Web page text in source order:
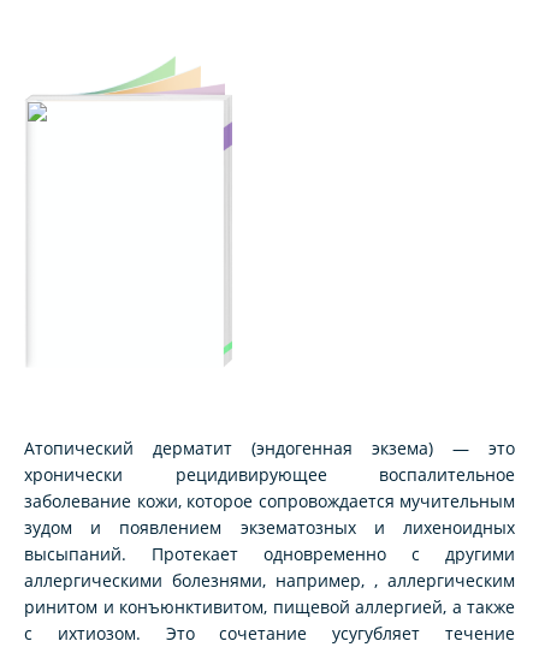
Атопический дерматит (эндогенная экзема) — это
хронически рецидивирующее воспалительное
заболевание кожи, которое сопровождается мучительным
зудом и появлением экзематозных и лихеноидных
высыпаний. Протекает одновременно с другими
аллергическими болезнями, например, , аллергическим
ринитом и конъюнктивитом, пищевой аллергией, а также
с ихтиозом. Это сочетание усугубляет течение